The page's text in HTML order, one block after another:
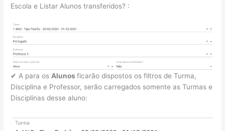
Escola e Listar Alunos transferidos? :
✔ A para osAlunosficarão dispostos os filtros de Turma,
Disciplina e Professor, serão carregados somente as Turmas e
Disciplinas desse aluno: